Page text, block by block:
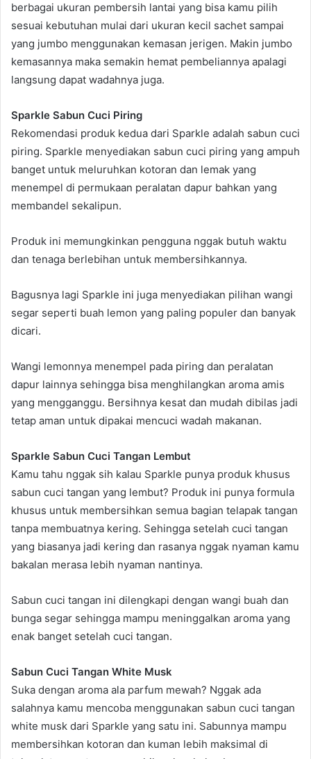
berbagai ukuran pembersih lantai yang bisa kamu pilih
sesuai kebutuhan mulai dari ukuran kecil sachet sampai
yang jumbo menggunakan kemasan jerigen. Makin jumbo
kemasannya maka semakin hemat pembeliannya apalagi
langsung dapat wadahnya juga.
Sparkle Sabun Cuci Piring
Rekomendasi produk kedua dari Sparkle adalah sabun cuci
piring. Sparkle menyediakan sabun cuci piring yang ampuh
banget untuk meluruhkan kotoran dan lemak yang
menempel di permukaan peralatan dapur bahkan yang
membandel sekalipun.
Produk ini memungkinkan pengguna nggak butuh waktu
dan tenaga berlebihan untuk membersihkannya.
Bagusnya lagi Sparkle ini juga menyediakan pilihan wangi
segar seperti buah lemon yang paling populer dan banyak
dicari.
Wangi lemonnya menempel pada piring dan peralatan
dapur lainnya sehingga bisa menghilangkan aroma amis
yang mengganggu. Bersihnya kesat dan mudah dibilas jadi
tetap aman untuk dipakai mencuci wadah makanan.
Sparkle Sabun Cuci Tangan Lembut
Kamu tahu nggak sih kalau Sparkle punya produk khusus
sabun cuci tangan yang lembut? Produk ini punya formula
khusus untuk membersihkan semua bagian telapak tangan
tanpa membuatnya kering. Sehingga setelah cuci tangan
yang biasanya jadi kering dan rasanya nggak nyaman kamu
bakalan merasa lebih nyaman nantinya.
Sabun cuci tangan ini dilengkapi dengan wangi buah dan
bunga segar sehingga mampu meninggalkan aroma yang
enak banget setelah cuci tangan.
Sabun Cuci Tangan White Musk
Suka dengan aroma ala parfum mewah? Nggak ada
salahnya kamu mencoba menggunakan sabun cuci tangan
white musk dari Sparkle yang satu ini. Sabunnya mampu
membersihkan kotoran dan kuman lebih maksimal di